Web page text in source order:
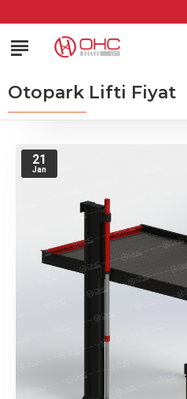
Otopark Lifti Fiyat
21
Jan